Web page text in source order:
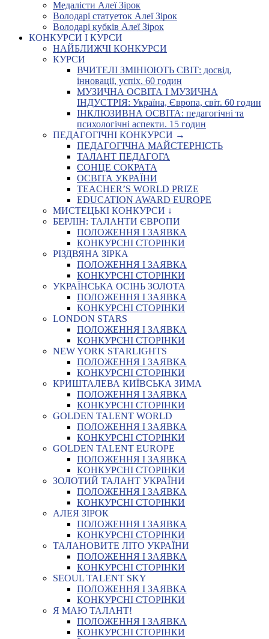
Медалісти Алеї Зірок
Володарі статуеток Алеї Зірок
Володарі кубків Алеї Зірок
КОНКУРСИ І КУРСИ
НАЙБЛИЖЧІ КОНКУРСИ
КУРСИ
ВЧИТЕЛІ ЗМІНЮЮТЬ СВІТ: досвід,
інновації, успіх. 60 годин
МУЗИЧНА ОСВІТА І МУЗИЧНА
ІНДУСТРІЯ: Україна, Європа, світ. 60 годин
ІНКЛЮЗИВНА ОСВІТА: педагогічні та
психологічні аспекти. 15 годин
ПЕДАГОГІЧНІ КОНКУРСИ →
ПЕДАГОГІЧНА МАЙСТЕРНІСТЬ
ТАЛАНТ ПЕДАГОГА
СОНЦЕ СОКРАТА
ОСВІТА УКРАЇНИ
TEACHER’S WORLD PRIZE
EDUCATION AWARD EUROPE
МИСТЕЦЬКІ КОНКУРСИ ↓
БЕРЛІН: ТАЛАНТИ ЄВРОПИ
ПОЛОЖЕННЯ І ЗАЯВКА
КОНКУРСНІ СТОРІНКИ
РІЗДВЯНА ЗІРКА
ПОЛОЖЕННЯ І ЗАЯВКА
КОНКУРСНІ СТОРІНКИ
УКРАЇНСЬКА ОСІНЬ ЗОЛОТА
ПОЛОЖЕННЯ І ЗАЯВКА
КОНКУРСНІ СТОРІНКИ
LONDON STARS
ПОЛОЖЕННЯ І ЗАЯВКА
КОНКУРСНІ СТОРІНКИ
NEW YORK STARLIGHTS
ПОЛОЖЕННЯ І ЗАЯВКА
КОНКУРСНІ СТОРІНКИ
КРИШТАЛЕВА КИЇВСЬКА ЗИМА
ПОЛОЖЕННЯ І ЗАЯВКА
КОНКУРСНІ СТОРІНКИ
GOLDEN TALENT WORLD
ПОЛОЖЕННЯ І ЗАЯВКА
КОНКУРСНІ СТОРІНКИ
GOLDEN TALENT EUROPE
ПОЛОЖЕННЯ І ЗАЯВКА
КОНКУРСНІ СТОРІНКИ
ЗОЛОТИЙ ТАЛАНТ УКРАЇНИ
ПОЛОЖЕННЯ І ЗАЯВКА
КОНКУРСНІ СТОРІНКИ
АЛЕЯ ЗІРОК
ПОЛОЖЕННЯ І ЗАЯВКА
КОНКУРСНІ СТОРІНКИ
ТАЛАНОВИТЕ ЛІТО УКРАЇНИ
ПОЛОЖЕННЯ І ЗАЯВКА
КОНКУРСНІ СТОРІНКИ
SEOUL TALENT SKY
ПОЛОЖЕННЯ І ЗАЯВКА
КОНКУРСНІ СТОРІНКИ
Я МАЮ ТАЛАНТ!
ПОЛОЖЕННЯ І ЗАЯВКА
КОНКУРСНІ СТОРІНКИ